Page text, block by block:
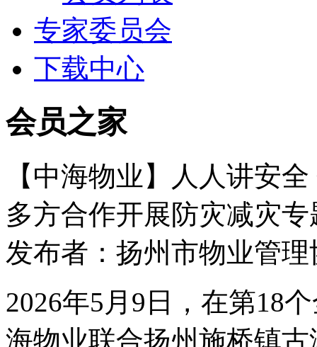
专家委员会
下载中心
会员之家
【中海物业】人人讲安
多方合作开展防灾减灾
发布者：扬州市物业管
2026年5月9日，在第18
海物业联合扬州施桥镇